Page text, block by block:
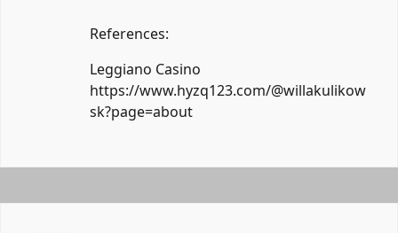
References:
Leggiano Casino
https://www.hyzq123.com/@willakulikow
sk?page=about